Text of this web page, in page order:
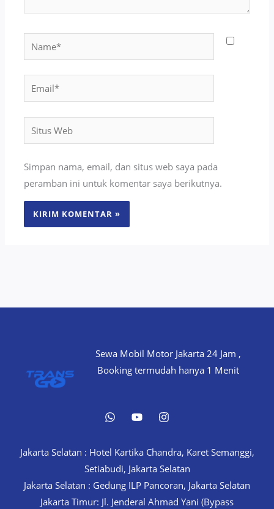
Email*
Web
Simpan nama, email, dan situs web saya pada
peramban ini untuk komentar saya berikutnya.
Sewa Mobil Motor Jakarta 24 Jam ,
Booking termudah hanya 1 Menit
Jakarta Selatan : Hotel Kartika Chandra, Karet Semanggi,
Setiabudi, Jakarta Selatan
Jakarta Selatan : Gedung ILP Pancoran, Jakarta Selatan
Jakarta Timur: Jl. Jenderal Ahmad Yani (Bypass